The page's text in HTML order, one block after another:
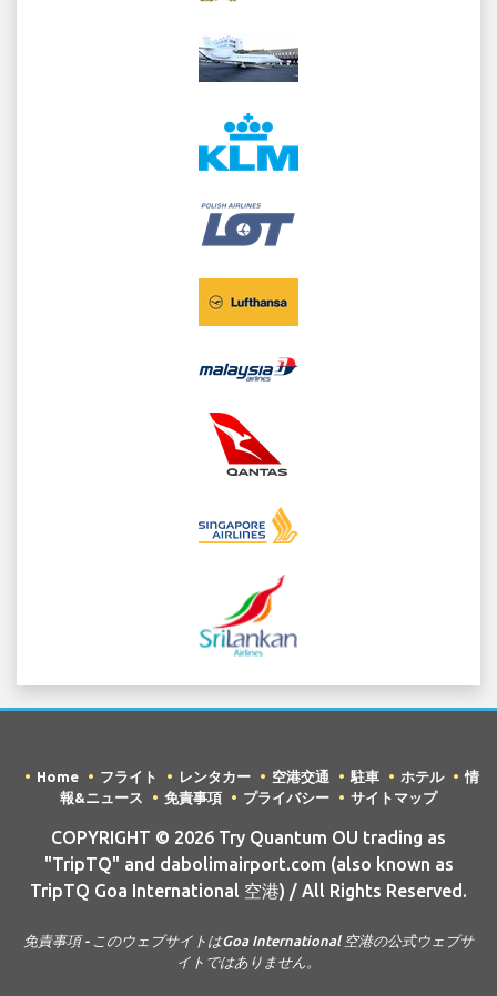
Home フライト レンタカー 空港交通 駐車 ホテル
情
報&ニュース
免責事項 プライバシー サイトマップ
COPYRIGHT © 2026 Try Quantum OU trading as
"TripTQ" and dabolimairport.com (also known as
TripTQ Goa International 空港) / All Rights Reserved.
免責事項 - このウェブサイトはGoa International 空港の公式ウェブサ
イトではありません。